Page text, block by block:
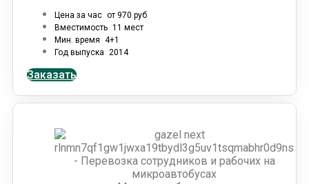
Цена за час от 970 руб
Вместимость 11 мест
Мин. время 4+1
Год выпуска 2014
Заказать